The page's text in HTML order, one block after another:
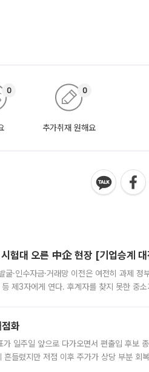
0
추가취재 원해요
0
험대 오른 中企 현장 [기업승계
·인수자금·거래망 이전은 여전히 과제 정
제3자에게 연다. 후계자를 찾지 못한 중소
화
일주일 앞으로 다가오면서 편출입 후보 종
들렸지만 저점 이후 주가가 상당 부분 회